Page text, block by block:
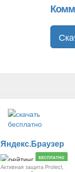
Яндекс.Браузер
БЕСПЛАТНО
Активная защита Protect,